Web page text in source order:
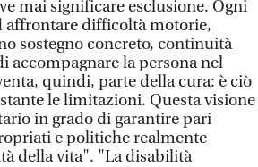
mai significare esclusione. Ogni
affrontare difficoltà motorie,
sostegno concreto, continuità
accompagnare la persona nel
quindi, parte della cura: è ciò
le limitazioni. Questa visione
in grado di garantire pari
e politiche realmente
della vita". "La disabilità